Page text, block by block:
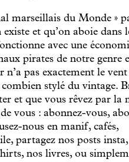
marseillais du Monde »
et qu’on aboie dans
avec une
pirates de notre genre
pas exactement le vent
stylé du vintage.
et que vous rêvez par la
vous : abonnez-vous,
nous en manif, cafés,
partagez nos posts insta,
nos livres, ou